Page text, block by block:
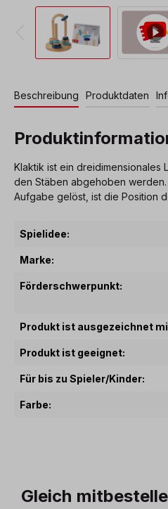
Beschreibung Produktdaten
Klaktik ist ein
den Stäben abgehoben
Aufgabe gelöst, ist die Position
Spielidee:
Marke:
Förderschwerpunkt:
Produkt ist ausgezeichnet
Produkt ist geeignet:
Für bis zu Spieler/Kinder:
Farbe:
Gleich